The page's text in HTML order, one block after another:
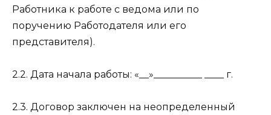
Работника к работе с ведома или по
поручению Работодателя или его
представителя).
2.2. Дата начала работы: «__»__________ ____ г.
2.3. Договор заключен на неопределенный